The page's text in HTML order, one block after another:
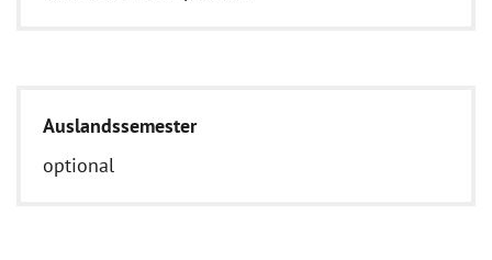
Auslandssemester
optional